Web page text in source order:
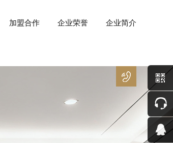
加盟合作 企业荣誉 企业简介
400
8266